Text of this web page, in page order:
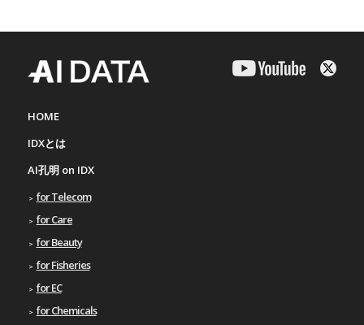
HOME
IDXとは
AI孔明 on IDX
for Telecom
for Care
for Beauty
for Fisheries
for EC
for Chemicals